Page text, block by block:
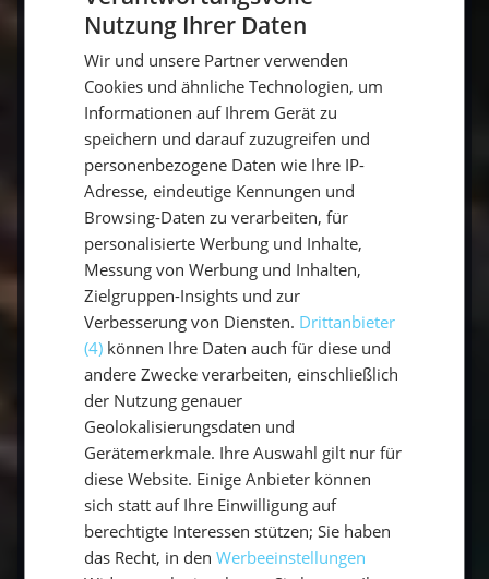
mit Windkraft bietet nicht nur eine
umweltfreundliche Alternative zu anderen
Fortbewegungsmitteln, sondern kann auch
dazu beitragen, die Entspannung und das
Gefühl der Freiheit zu verstärken, das viele
Menschen beim Segeln empfinden.
Ein weiterer Vorteil von einemSegeltörn
dass man beim Segeln die Möglichkeit hat, an
verschiedenen Anlegeplätzen anzuhalten und
so immer wieder neue Orte und Landschaften
zu entdecken. Es ist auch möglich,
abgeschiedene Buchten und Inseln zu
erkunden, die mit anderen
Fortbewegungsmitteln nicht erreichbar
wären.
Ein weiterer großer Vorteil des Mitsegeln
Griechenland ist, dass es sich gut als Mitmach-
Urlaub eignet. Man kann das Segeln entweder
Nutzung Ihrer Daten
Wir und unsere Partner verwenden
Cookies und ähnliche Technologien, um
Informationen auf Ihrem Gerät zu
speichern und darauf zuzugreifen und
personenbezogene Daten wie Ihre IP-
Adresse, eindeutige Kennungen und
Browsing-Daten zu verarbeiten, für
personalisierte Werbung und Inhalte,
Messung von Werbung und Inhalten,
Zielgruppen-Insights und zur
Verbesserung von Diensten. Drittanbieter
(4) können Ihre Daten auch für diese und
andere Zwecke verarbeiten, einschließlich
der Nutzung genauer
Geolokalisierungsdaten und
Gerätemerkmale. Ihre Auswahl gilt nur für
diese Website. Einige Anbieter können
sich statt auf Ihre Einwilligung auf
berechtigte Interessen stützen; Sie haben
das Recht, in denWerbeeinstellungen